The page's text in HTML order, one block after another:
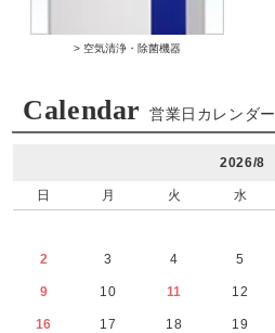
> 空気清浄・除菌機器
Calendar 営業日カレンダー
2026/8
日 月 火 水
2 3 4 5
9 10 11 12
16 17 18 19